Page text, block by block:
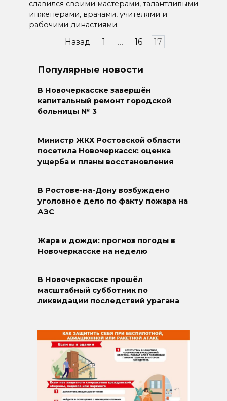
славился своими мастерами, талантливыми
инженерами, врачами, учителями и
рабочими династиями.
Назад 1 … 16 17
Популярные новости
В Новочеркасске завершён
капитальный ремонт городской
больницы № 3
Министр ЖКХ Ростовской области
посетила Новочеркасск: оценка
ущерба и планы восстановления
В Ростове-на-Дону возбуждено
уголовное дело по факту пожара на
АЗС
Жара и дожди: прогноз погоды в
Новочеркасске на неделю
В Новочеркасске прошёл
масштабный субботник по
ликвидации последствий урагана